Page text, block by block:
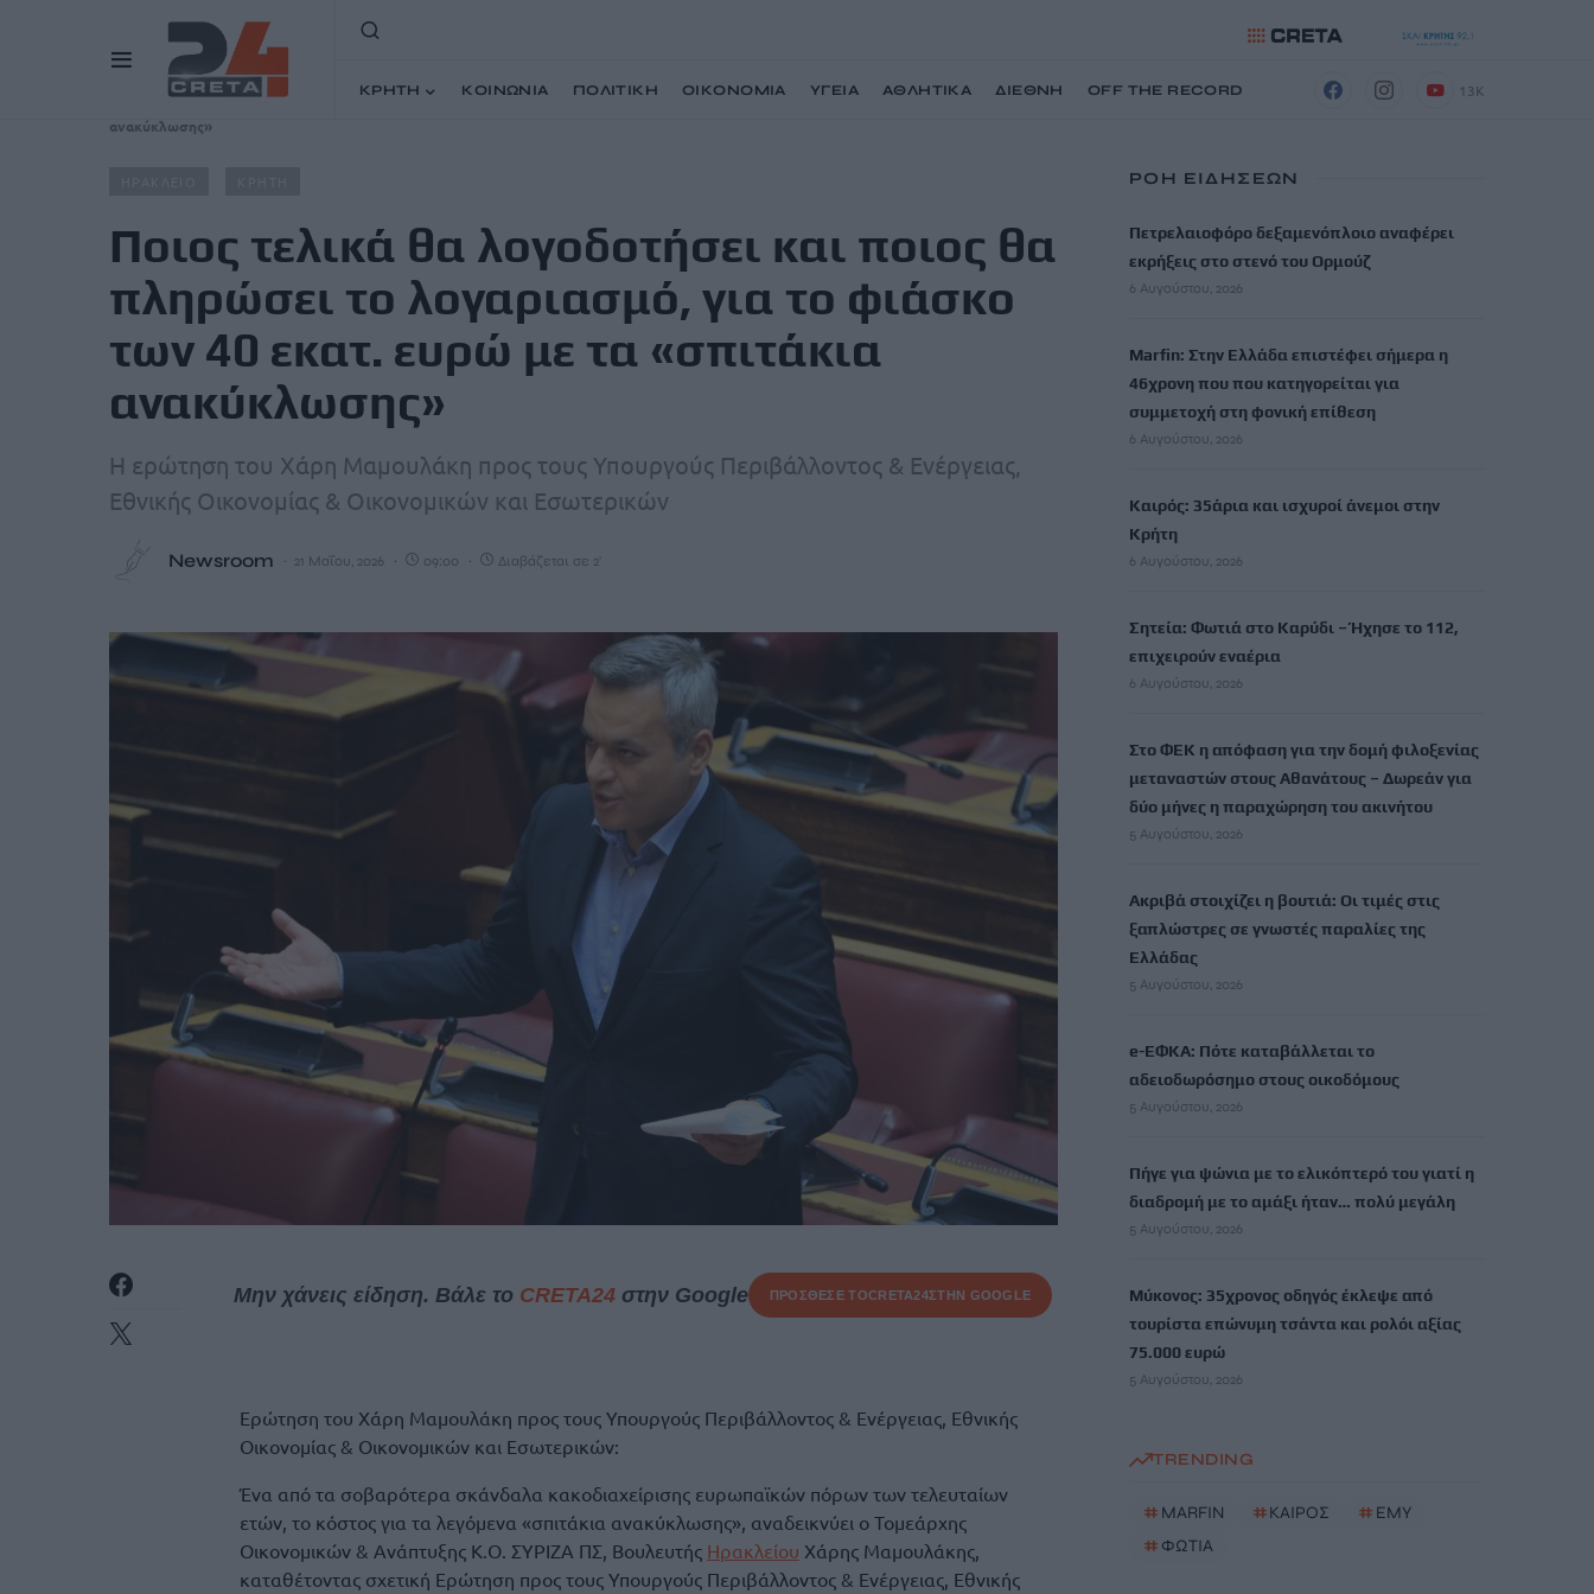
ΚΡΗΤΗ ΚΟΙΝΩΝΙΑ ΠΟΛΙΤΙΚΗ ΟΙΚΟΝΟΜΙΑ ΥΓΕΙΑ ΑΘΛΗΤΙΚΑ ΔΙΕΘΝΗ OFF THE RECORD 13K
ανακύκλωσης»
Ποιος τελικά θα λογοδοτήσει και ποιος θα
πληρώσει το λογαριασμό, για το φιάσκο
των 40 εκατ. ευρώ με τα «σπιτάκια
ανακύκλωσης»
Η ερώτηση του Χάρη Μαμουλάκη προς τους Υπουργούς Περιβάλλοντος & Ενέργειας,
Εθνικής Οικονομίας & Οικονομικών και Εσωτερικών
Newsroom 21 Μαΐου, 2026 09:00 Διαβάζεται σε 2'
Μην χάνεις είδηση. Βάλε το CRETA24στην Google ΠΡΟΣΘΕΣΕ ΤΟCRETA24ΣΤΗΝ GOOGLE
Ερώτηση του Χάρη Μαμουλάκη προς τους Υπουργούς Περιβάλλοντος & Ενέργειας, Εθνικής
Οικονομίας & Οικονομικών και Εσωτερικών:
Ένα από τα σοβαρότερα σκάνδαλα κακοδιαχείρισης ευρωπαϊκών πόρων των τελευταίων
ετών, το κόστος για τα λεγόμενα «σπιτάκια ανακύκλωσης», αναδεικνύει ο Τομεάρχης
Οικονομικών & Ανάπτυξης Κ.Ο. ΣΥΡΙΖΑ ΠΣ, Βουλευτής Ηρακλείου Χάρης Μαμουλάκης,
καταθέτοντας σχετική Ερώτηση προς τους Υπουργούς Περιβάλλοντος & Ενέργειας, Εθνικής
ΡΟΗ ΕΙΔΗΣΕΩΝ
Πετρελαιοφόρο δεξαμενόπλοιο αναφέρει
εκρήξεις στο στενό του Ορμούζ
6 Αυγούστου, 2026
Marfin: Στην Ελλάδα επιστέφει σήμερα η
46χρονη που που κατηγορείται για
συμμετοχή στη φονική επίθεση
6 Αυγούστου, 2026
Καιρός: 35άρια και ισχυροί άνεμοι στην
Κρήτη
6 Αυγούστου, 2026
Σητεία: Φωτιά στο Καρύδι – Ήχησε το 112,
επιχειρούν εναέρια
6 Αυγούστου, 2026
Στο ΦΕΚ η απόφαση για την δομή φιλοξενίας
μεταναστών στους Αθανάτους – Δωρεάν για
δύο μήνες η παραχώρηση του ακινήτου
5 Αυγούστου, 2026
Ακριβά στοιχίζει η βουτιά: Οι τιμές στις
ξαπλώστρες σε γνωστές παραλίες της
Ελλάδας
5 Αυγούστου, 2026
e-ΕΦΚΑ: Πότε καταβάλλεται το
αδειοδωρόσημο στους οικοδόμους
5 Αυγούστου, 2026
Πήγε για ψώνια με το ελικόπτερό του γιατί η
διαδρομή με το αμάξι ήταν… πολύ μεγάλη
5 Αυγούστου, 2026
Μύκονος: 35χρονος οδηγός έκλεψε από
τουρίστα επώνυμη τσάντα και ρολόι αξίας
75.000 ευρώ
5 Αυγούστου, 2026
TRENDING
# MARFIN #ΚΑΙΡΟΣ # ΕΜΥ
# ΦΩΤΙΑ